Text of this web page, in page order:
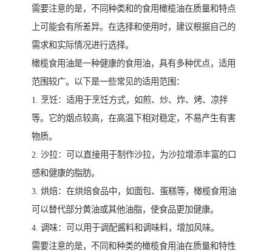
需要注意的是，不同种类和的食用橄榄油在质量和特点
上可能会有所差异。在选择和使用时，建议根据自己的
需求和实际情况进行选择。
橄榄食用油是一种健康的食用油，具有多种优点，适用
范围较广。以下是一些常见的适用范围：
1. 烹饪：适用于烹饪方式，如煎、炒、炸、烤、凉拌
等。它的烟点较高，在高温下相对稳定，不易产生有害
物质。
2. 沙拉：可以直接用于制作沙拉，为沙拉增添丰富的口
感和健康的脂肪。
3. 烘焙：在烘焙食品中，如面包、蛋糕等，橄榄食用油
可以替代部分黄油或其他油脂，使食品更加健康。
4. 调味：可以用于调配酱料和调味料，增加风味。
需要注意的是，不同和种类的橄榄食用油在质量和特性